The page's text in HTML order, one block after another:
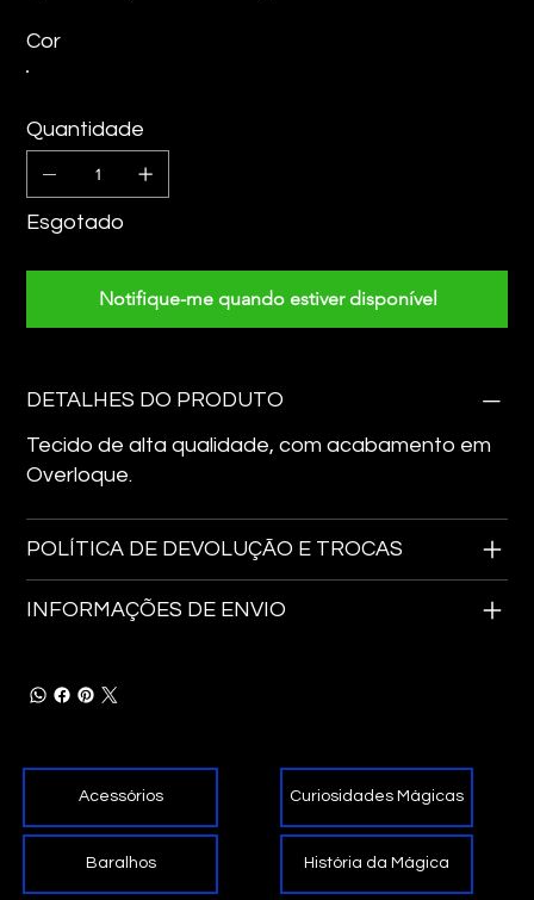
Cor
Quantidade
Esgotado
Notifique-me quando estiver disponível
DETALHES DO PRODUTO
Tecido de alta qualidade, com acabamento em
Overloque.
POLÍTICA DE DEVOLUÇÃO E TROCAS
INFORMAÇÕES DE ENVIO
Acessórios
Baralhos
Curiosidades Mágicas
História da Mágica